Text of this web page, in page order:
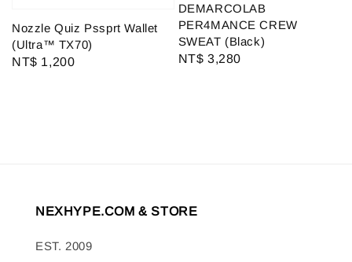
Nozzle Quiz Pssprt Wallet
(Ultra™ TX70)
Regular
NT$ 1,200
DEMARCOLAB
PER4MANCE CREW
SWEAT (Black)
Regular
NT$ 3,280
NEXHYPE.COM & STORE
EST. 2009